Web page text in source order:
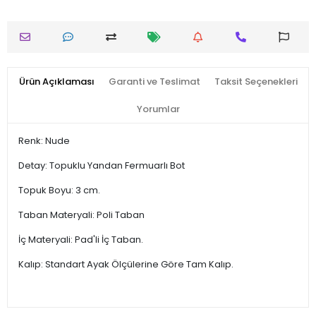
Ürün Açıklaması Garanti ve Teslimat Taksit Seçenekleri
Yorumlar
Renk: Nude
Detay: Topuklu Yandan Fermuarlı Bot
Topuk Boyu: 3 cm.
Taban Materyali: Poli Taban
İç Materyali: Pad'li İç Taban.
Kalıp: Standart Ayak Ölçülerine Göre Tam Kalıp.